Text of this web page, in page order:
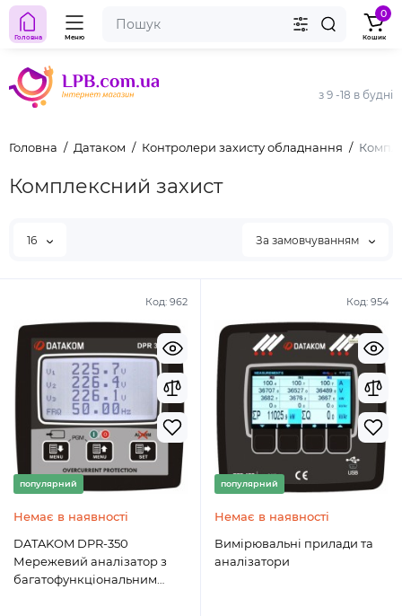
з 9 -18 в будні
Головна Меню
0
Кошик
Головна Датаком Контролери захисту обладнання
Комплексний захист
16 За замовчуванням
Код: 962
популярний
Немає в наявності
DATAKOM DPR-350
Мережевий аналізатор з
багатофункціональним
Код: 954
популярний
Немає в наявності
Вимірювальні прилади та
аналізатори